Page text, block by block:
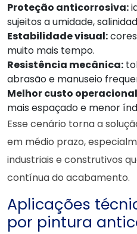
Proteção anticorrosiva:
sujeitos a umidade,
Estabilidade visual:
muito mais tempo.
Resistência mecânica:
abrasão e manuseio
Melhor custo
mais espaçado e menor
Esse cenário torna a
em médio prazo,
industriais e construtivos
contínua do acabamento.
Aplicações
por pintura